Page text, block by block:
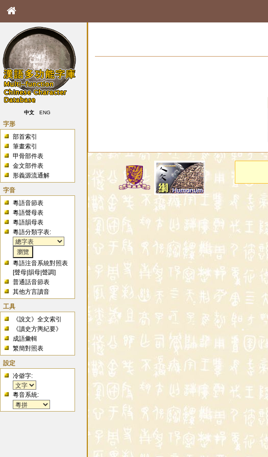
中文 ENG
字形
部首索引
筆畫索引
甲骨部件表
金文部件表
形義源流通解
字音
粵語音節表
粵語聲母表
粵語韻母表
粵語分類字表:
粵語注音系統對照表
[聲母 |韻母 |聲調]
普通話音節表
其他方言讀音
工具
《說文》全文索引
《讀史方輿紀要》
成語彙輯
繁簡對照表
設定
冷僻字:
粵音系統: